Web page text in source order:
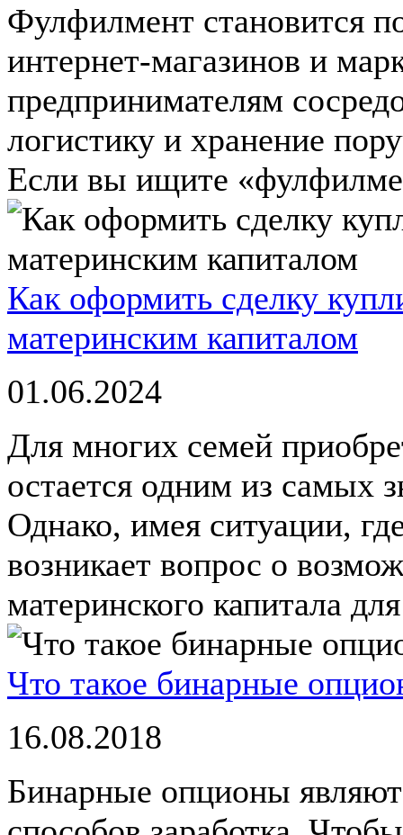
Фулфилмент становится
интернет-магазинов и
предпринимателям
логистику и хранение
Если вы ищите
Как оформить сделку
материнским капиталом
01.06.2024
Для многих семей
остается одним из самых
Однако, имея ситуации,
возникает вопрос о
материнского капитала
Что такое бинарные
16.08.2018
Бинарные опционы